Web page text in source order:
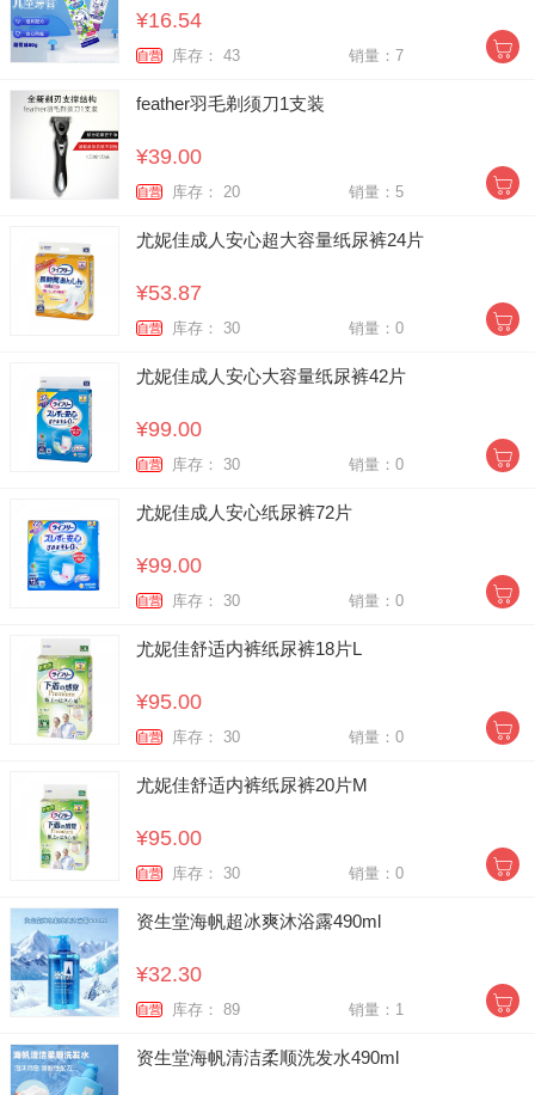
¥16.54
自营 库存： 43 销量：7
feather羽毛剃须刀1支装
¥39.00
自营 库存： 20 销量：5
尤妮佳成人安心超大容量纸尿裤24片
¥53.87
自营 库存： 30 销量：0
尤妮佳成人安心大容量纸尿裤42片
¥99.00
自营 库存： 30 销量：0
尤妮佳成人安心纸尿裤72片
¥99.00
自营 库存： 30 销量：0
尤妮佳舒适内裤纸尿裤18片L
¥95.00
自营 库存： 30 销量：0
尤妮佳舒适内裤纸尿裤20片M
¥95.00
自营 库存： 30 销量：0
资生堂海帆超冰爽沐浴露490ml
¥32.30
自营 库存： 89 销量：1
资生堂海帆清洁柔顺洗发水490ml